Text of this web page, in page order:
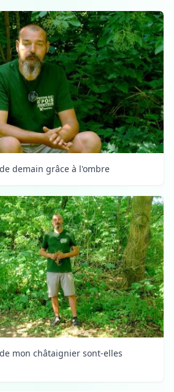
demain grâce à l'ombre
mon châtaignier sont-elles